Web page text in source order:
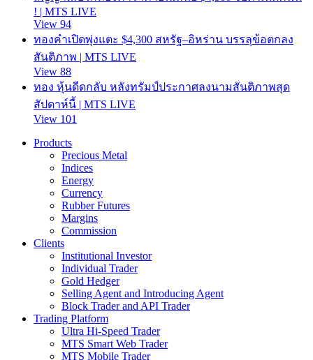
! | MTS LIVE
View 94
ทองคำเปิดพุ่งแตะ $4,300 สหรัฐ–อิหร่าน บรรลุข้อตกลง
สันติภาพ | MTS LIVE
View 88
ทอง หุ้นดีดกลับ หลังทรัมป์ประกาศลงนามสันติภาพสุด
สัปดาห์นี้ | MTS LIVE
View 101
Products
Precious Metal
Indices
Energy
Currency
Rubber Futures
Margins
Commission
Clients
Institutional Investor
Individual Trader
Gold Hedger
Selling Agent and Introducing Agent
Block Trader and API Trader
Trading Platform
Ultra Hi-Speed Trader
MTS Smart Web Trader
MTS Mobile Trader